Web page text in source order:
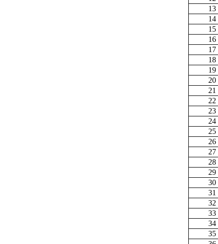
13
14
15
16
17
18
19
20
21
22
23
24
25
26
27
28
29
30
31
32
33
34
35